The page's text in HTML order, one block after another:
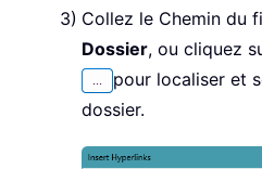
Collez le Chemin du
Dossier, ou cliquez
pour localiser et
dossier.